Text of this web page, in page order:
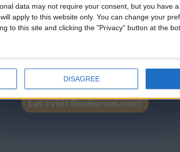
data may not require your consent, but you have
apply to this website only. You can change your
to this site and clicking the "Privacy" button at the
DISAGREE
hace 6
Let's visit GeoHeroes.com!